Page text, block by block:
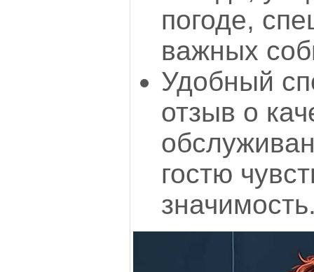
погоде,
важных
Удобный
отзыв о
гостю